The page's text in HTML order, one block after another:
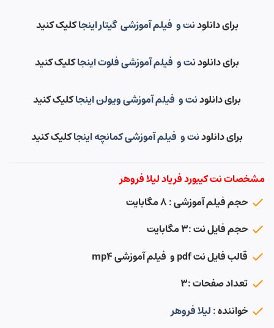
برای دانلودنت و فیلم آموزشی گیتار اینجاکلیک کنید
برای دانلودنت و فیلم آموزشی فلوت اینجاکلیک کنید
برای دانلودنت و فیلم آموزشی ویولن اینجاکلیک کنید
برای دانلودنت و فیلم آموزشی کمانچه اینجاکلیک کنید
مشخصات نت کیبورد فریاد لیلا فروهر
حجم فیلم آموزشی : ۸ مگابایت
حجم فایل نت :۳ مگابایت
قالب فایل نت pdf و فیلم آموزشی mp4
تعداد صفحات :۳
خواننده :لیلا فروهر